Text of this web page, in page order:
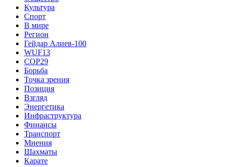
Культура
Спорт
В мире
Регион
Гейдар Алиев-100
WUF13
COP29
Борьба
Точка зрения
Позиция
Взгляд
Энергетика
Инфраструктура
Финансы
Транспорт
Мнения
Шахматы
Карате